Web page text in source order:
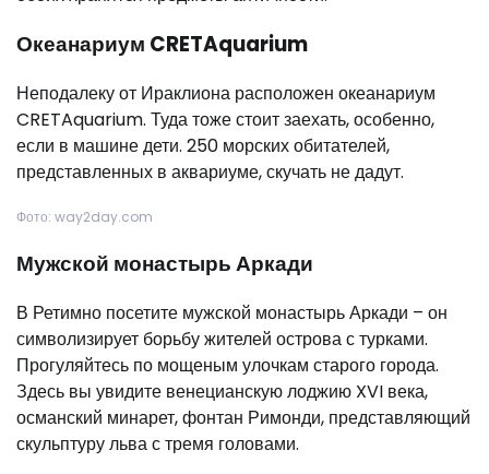
Океанариум CRETAquarium
Неподалеку от Ираклиона расположен океанариум
CRETAquarium. Туда тоже стоит заехать, особенно,
если в машине дети. 250 морских обитателей,
представленных в аквариуме, скучать не дадут.
Фото: way2day.com
Мужской монастырь Аркади
В Ретимно посетите мужской монастырь Аркади – он
символизирует борьбу жителей острова с турками.
Прогуляйтесь по мощеным улочкам старого города.
Здесь вы увидите венецианскую лоджию XVI века,
османский минарет, фонтан Римонди, представляющий
скульптуру льва с тремя головами.